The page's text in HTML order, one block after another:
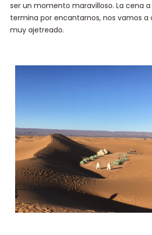
ser un momento maravilloso. La cena a
termina por encantarnos, nos vamos a
muy ajetreado.